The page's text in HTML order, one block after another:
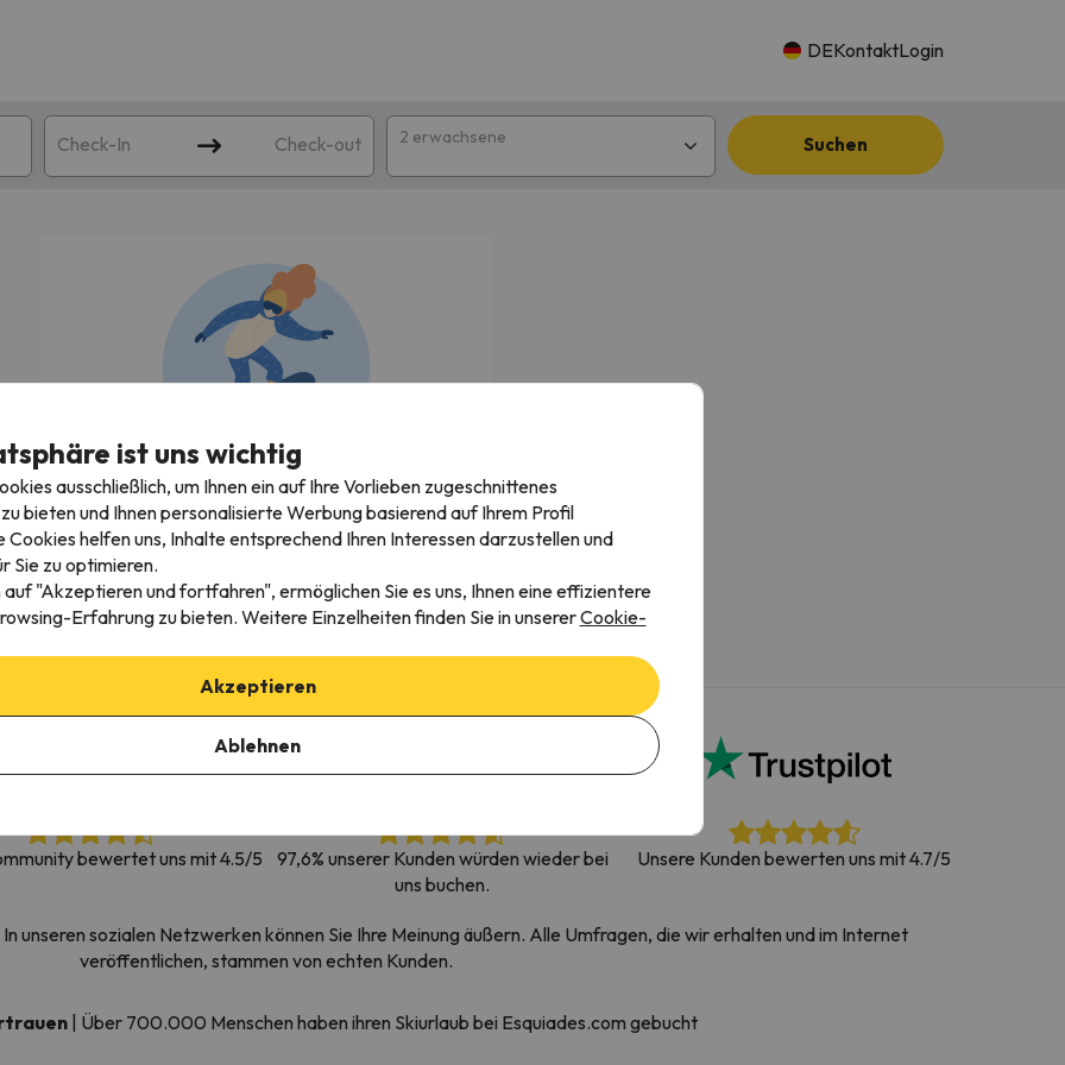
DEKontaktLogin
Check-In Check-out 2 erwachsene Suchen
Ihrer Suche entsprechen. Versuchen Sie, das Ziel zu ändern.
Sobald er seinen Kompass gefunden hat, wird er zurück sein.
Wir suchen gerade die besten Angebote!
bewertet uns mit 4.5/5
97,6% unserer Kunden würden wieder bei
uns buchen.
Unsere Kunden bewerten uns mit 4.7/5
unseren sozialen Netzwerken können Sie Ihre Meinung äußern. Alle Umfragen, die wir erhalten und im Internet
veröffentlichen, stammen von echten Kunden.
Über 700.000 Menschen haben ihren Skiurlaub bei Esquiades.com gebucht
ist uns wichtig
ausschließlich, um Ihnen ein auf Ihre Vorlieben zugeschnittenes
bieten und Ihnen personalisierte Werbung basierend auf Ihrem Profil
Cookies helfen uns, Inhalte entsprechend Ihren Interessen darzustellen und
Sie zu optimieren.
auf "Akzeptieren und fortfahren", ermöglichen Sie es uns, Ihnen eine effizientere
Erfahrung zu bieten. Weitere Einzelheiten finden Sie in unsererCookie-
Akzeptieren
Ablehnen